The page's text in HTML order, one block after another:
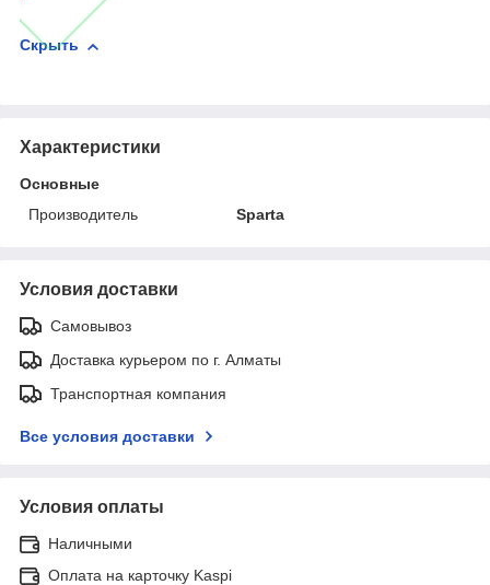
Скрыть
Характеристики
Основные
Производитель
Sparta
Условия доставки
Самовывоз
Доставка курьером по г. Алматы
Транспортная компания
Все условия доставки
Условия оплаты
Наличными
Оплата на карточку Kaspi